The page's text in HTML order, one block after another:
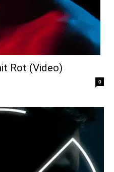
Rot (Video)
0